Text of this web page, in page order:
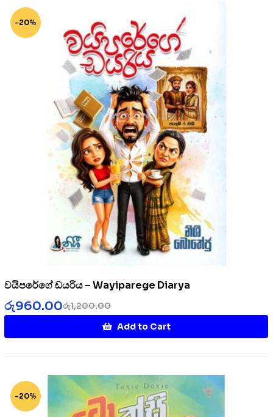
-20%
වයිපරේගේ ඩයරිය – Wayiparege Diarya
රු1,200.00
රු960.00
Add to Cart
-20%